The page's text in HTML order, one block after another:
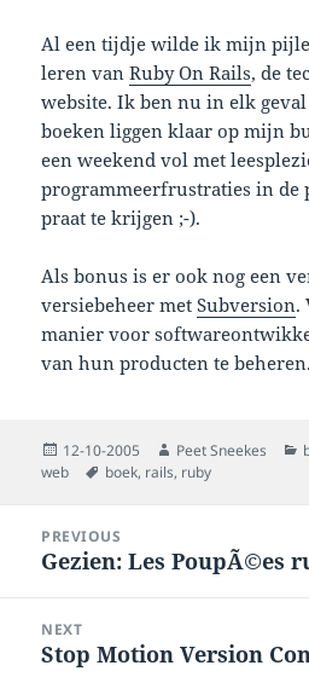
Al een tijdje wilde ik mijn
leren vanRuby On Rails, de
website. Ik ben nu in elk
boeken liggen klaar op mijn
een weekend vol met
programmeerfrustraties in de
praat te krijgen ;-).
Als bonus is er ook nog een
versiebeheer metSubversion.
manier voor
van hun producten te beheren.
Posted
on
12-10-2005 Author
Peet Sneekes
web
Tags
boek, rails, ruby
navigation
PREVIOUS
Previous
Gezien: Les PoupÃ©es
NEXT
Next
Stop Motion Version